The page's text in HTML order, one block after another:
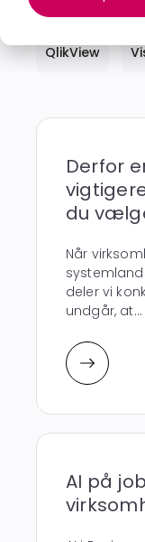
Projektstyring
QlikView
Derfor
du
Når
deler vi
undgår, at...
AI på